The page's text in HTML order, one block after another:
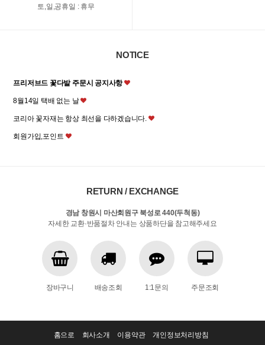
토,일,공휴일 : 휴무
NOTICE
프리저브드 꽃다발 주문시 공지사항
8월14일 택배 없는 날
코리아 꽃자재는 항상 최선을 다하겠습니다.
회원가입,포인트
RETURN / EXCHANGE
경남 창원시 마산회원구 북성로 440(두척동)
자세한 교환·반품절차 안내는 상품하단을 참고해주세요
장바구니 배송조회 1:1문의 주문조회
홈으로 회사소개 이용약관 개인정보처리방침